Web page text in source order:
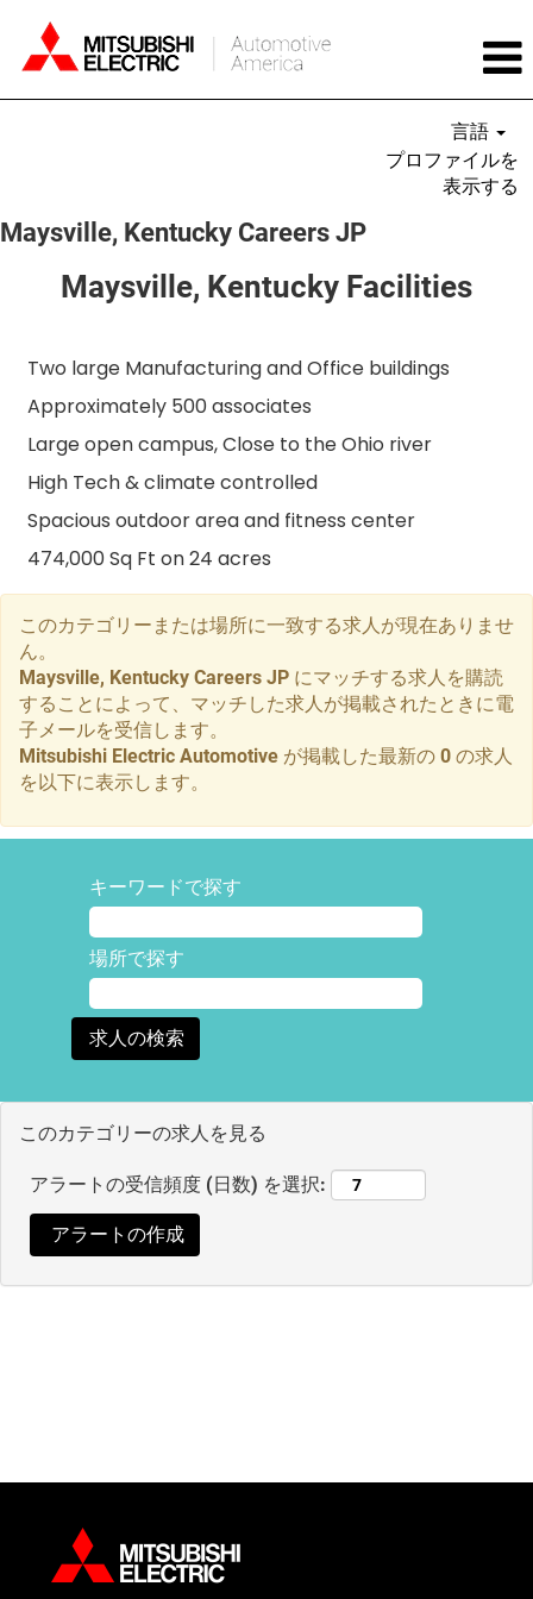
言語
プロファイルを
表示する
Maysville, Kentucky Careers JP
Maysville, Kentucky Facilities
Two large Manufacturing and Office buildings
Approximately 500 associates
Large open campus, Close to the Ohio river
High Tech & climate controlled
Spacious outdoor area and fitness center
474,000 Sq Ft on 24 acres
このカテゴリーまたは場所に一致する求人が現在ありませ
ん。
Maysville, Kentucky Careers JP にマッチする求人を購読
することによって、マッチした求人が掲載されたときに電
子メールを受信します。
Mitsubishi Electric Automotive が掲載した最新の 0 の求人
を以下に表示します。
キーワードで探す
場所で探す
このカテゴリーの求人を見る
アラートの受信頻度 (日数) を選択: